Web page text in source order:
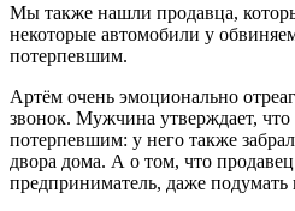
Мы также нашли продавца,
некоторые автомобили у
потерпевшим.
Артём очень эмоционально
звонок. Мужчина утверждает, что
потерпевшим: у него также
двора дома. А о том, что
предприниматель, даже подумать